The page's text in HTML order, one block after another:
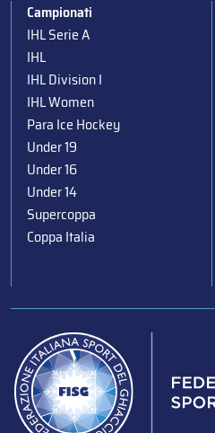
Campionati
IHL Serie A
IHL
IHL Division I
IHL Women
Para Ice Hockey
Under 19
Under 16
Under 14
Supercoppa
Coppa Italia